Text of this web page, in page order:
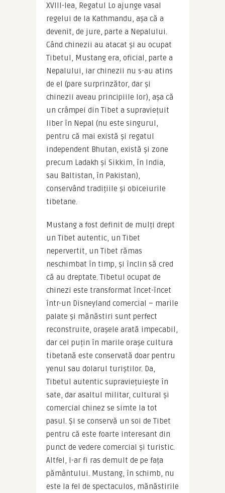
XVIII-lea, Regatul Lo ajunge vasal
regelui de la Kathmandu, așa că a
devenit, de jure, parte a Nepalului.
Când chinezii au atacat și au ocupat
Tibetul, Mustang era, oficial, parte a
Nepalului, iar chinezii nu s-au atins
de el (pare surprinzător, dar și
chinezii aveau principiile lor), așa că
un crâmpei din Tibet a supraviețuit
liber în Nepal (nu este singurul,
pentru că mai există și regatul
independent Bhutan, există și zone
precum Ladakh și Sikkim, în India,
sau Baltistan, în Pakistan),
conservând tradițiile și obiceiurile
tibetane.
Mustang a fost definit de mulți drept
un Tibet autentic, un Tibet
nepervertit, un Tibet rămas
neschimbat în timp, și înclin să cred
că au dreptate. Tibetul ocupat de
chinezi este transformat încet-încet
într-un Disneyland comercial – marile
palate și mănăstiri sunt perfect
reconstruite, orașele arată impecabil,
dar cel puțin în marile orașe cultura
tibetană este conservată doar pentru
yenul sau dolarul turiștilor. Da,
Tibetul autentic supraviețuiește în
sate, dar asaltul militar, cultural și
comercial chinez se simte la tot
pasul. Și se conservă un soi de Tibet
pentru că este foarte interesant din
punct de vedere comercial și turistic.
Altfel, l-ar fi ras demult de pe fața
pământului. Mustang, în schimb, nu
este la fel de spectaculos, mănăstirile